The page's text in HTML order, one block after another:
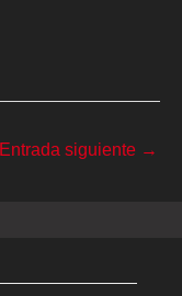
Entrada siguiente →